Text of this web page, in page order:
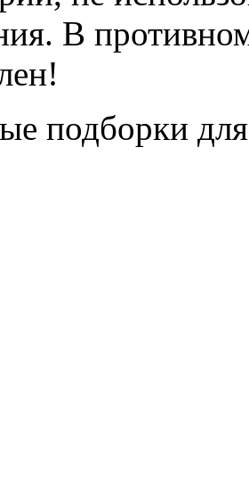
В
подборки